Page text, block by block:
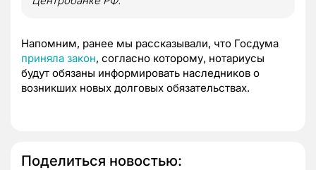
Напомним, ранее мы рассказывали, что Госдума
приняла закон, согласно которому, нотариусы
будут обязаны информировать наследников о
возникших новых долговых обязательствах.
Поделиться новостью: